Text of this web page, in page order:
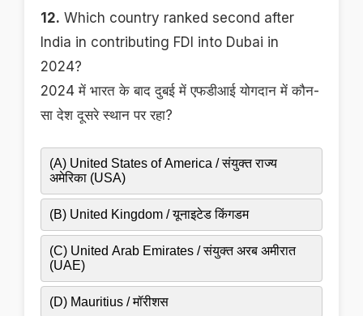
12. Which country ranked second after
India in contributing FDI into Dubai in
2024?
2024 में भारत के बाद दुबई में एफडीआई योगदान में कौन-
सा देश दूसरे स्थान पर रहा?
(A) United States of America / संयुक्त राज्य
अमेरिका (USA)
(B) United Kingdom / यूनाइटेड किंगडम
(C) United Arab Emirates / संयुक्त अरब अमीरात
(UAE)
(D) Mauritius / मॉरीशस